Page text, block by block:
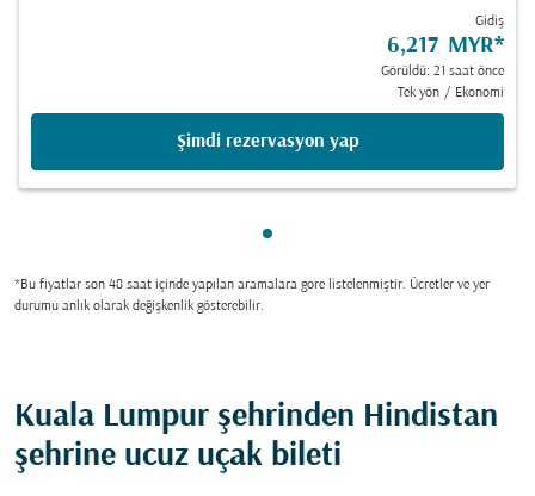
Gidiş
6,217 MYR*
Görüldü: 21 saat önce
Tek yön / Ekonomi
Şimdi rezervasyon yap
gösteriliyor cmp-pagination-
*Bu fiyatlar son 48 saat içinde yapılan aramalara gore listelenmiştir. Ücretler ve yer
durumu anlık olarak değişkenlik gösterebilir.
Kuala Lumpur şehrinden Hindistan
şehrine ucuz uçak bileti